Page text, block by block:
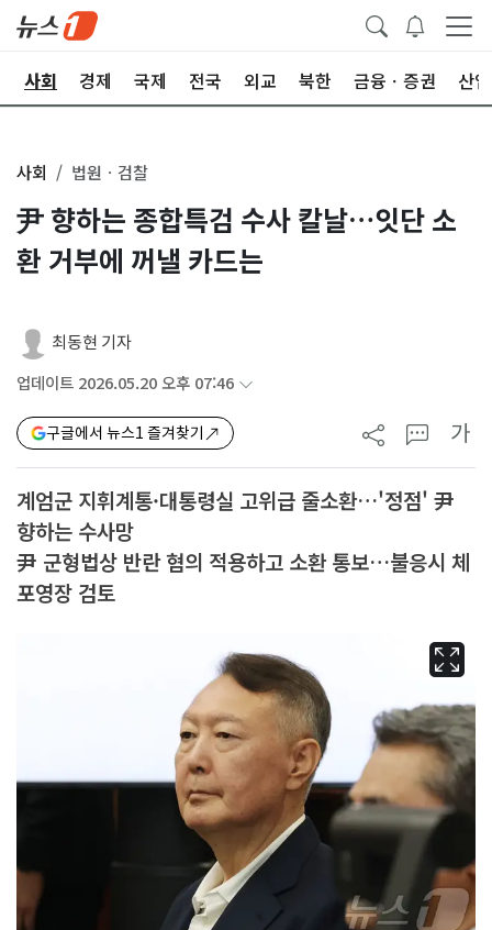
사회 경제 국제 전국 외교 북한 금융ㆍ증권 산업
사회 법원ㆍ검찰
尹 향하는 종합특검 수사 칼날…잇단 소
환 거부에 꺼낼 카드는
최동현 기자
업데이트 2026.05.20 오후 07:46
구글에서 뉴스1 즐겨찾기 가
계엄군 지휘계통·대통령실 고위급 줄소환…'정점' 尹
향하는 수사망
尹 군형법상 반란 혐의 적용하고 소환 통보…불응시 체
포영장 검토